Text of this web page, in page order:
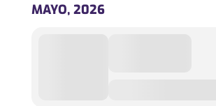
MAYO, 2026